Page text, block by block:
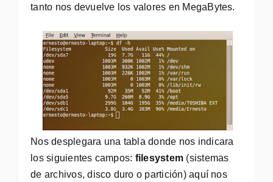
tanto nos devuelve los valores en MegaBytes.
Nos desplegara una tabla donde nos indicara
los siguientes campos: filesystem (sistemas
de archivos, disco duro o partición) aquí nos